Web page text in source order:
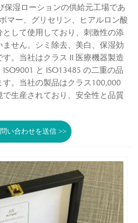
保湿ローションの供給元工場であ
マー、グリセリン、ヒアルロン酸
して使用しており、刺激性の添
せん。シミ除去、美白、保湿効
。当社はクラス II 医療機器製造
と ISO13485 の二重の品
。当社の製品はクラス100,000
生産されており、安全性と品質
い合わせを送信 >>